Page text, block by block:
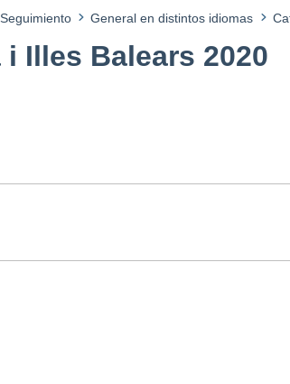
General en distintos idiomas
Illes Balears 2020